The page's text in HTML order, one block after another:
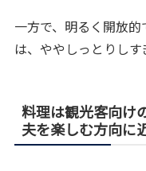
一方で、明るく開放
は、ややしっとりしす
料理は観光客向け
夫を楽しむ方向に